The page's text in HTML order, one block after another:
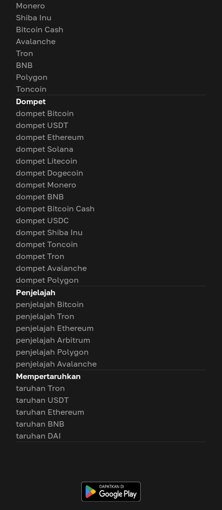
Monero
Shiba Inu
Bitcoin Cash
Avalanche
Tron
BNB
Polygon
Toncoin
Dompet
dompet Bitcoin
dompet USDT
dompet Ethereum
dompet Solana
dompet Litecoin
dompet Dogecoin
dompet Monero
dompet BNB
dompet Bitcoin Cash
dompet USDC
dompet Shiba Inu
dompet Toncoin
dompet Tron
dompet Avalanche
dompet Polygon
Penjelajah
penjelajah Bitcoin
penjelajah Tron
penjelajah Ethereum
penjelajah Arbitrum
penjelajah Polygon
penjelajah Avalanche
Mempertaruhkan
taruhan Tron
taruhan USDT
taruhan Ethereum
taruhan BNB
taruhan DAI